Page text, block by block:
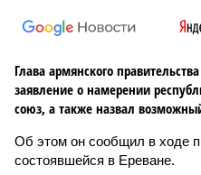
Глава армянского
заявление о намерении
союз, а также назвал
Об этом он сообщил в ходе
состоявшейся в Ереване.